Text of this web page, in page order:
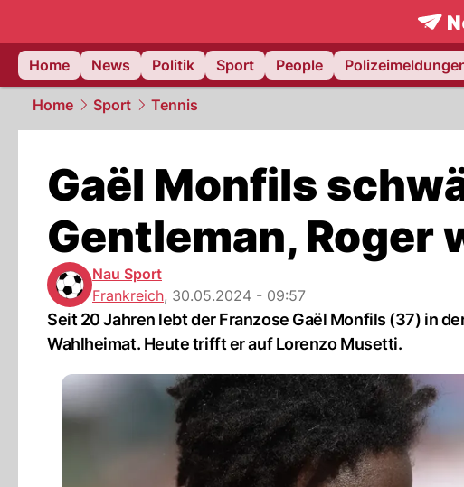
Home
News Politik Sport People
Home Sport Tennis
Gaël Monfils
Gentleman, Roger
Nau Sport
Frankreich, 30.05.2024 - 09:57
Seit 20 Jahren lebt der Franzose Gaël Monfils (37) in
Wahlheimat. Heute trifft er auf Lorenzo Musetti.